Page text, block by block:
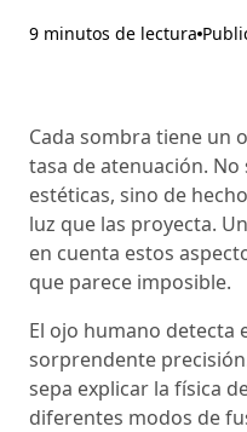
9 minutos de lectura
Cada sombra tiene un
tasa de atenuación.
estéticas, sino de
luz que las proyecta.
en cuenta estos
que parece imposible.
El ojo humano detecta
sorprendente
sepa explicar la física
diferentes modos de